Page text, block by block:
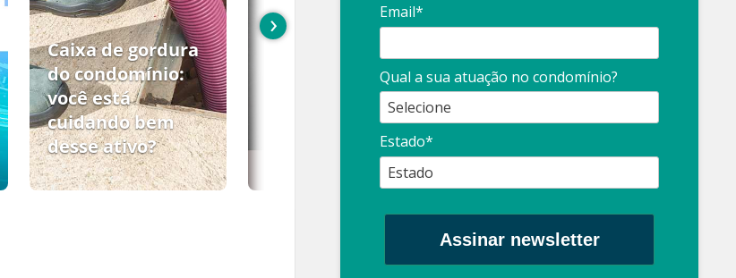
Caixa de gordura
do condomínio:
você está
cuidando bem
desse ativo?
PCMSO: O que é?
profissional:
cuidado com as
propagandas
› Email*
Qual a sua atuação no condomínio?
Estado*
Assinar newsletter